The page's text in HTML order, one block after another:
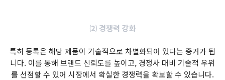
⑵ 경쟁력 강화
특허 등록은 해당 제품이 기술적으로 차별화되어 있다는 증거가 됩
니다. 이를 통해 브랜드 신뢰도를 높이고, 경쟁사 대비 기술적 우위
를 선점할 수 있어 시장에서 확실한 경쟁력을 확보할 수 있습니다.